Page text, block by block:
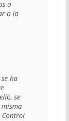
o
a la
ha
se
Control